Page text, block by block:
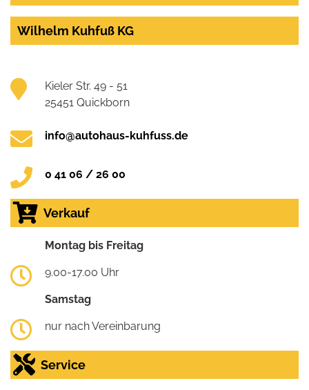
Wilhelm Kuhfuß KG
Kieler Str. 49 - 51
25451 Quickborn
info@autohaus-kuhfuss.de
0 41 06 / 26 00
Verkauf
Montag bis Freitag
9.00-17.00 Uhr
Samstag
nur nach Vereinbarung
Service